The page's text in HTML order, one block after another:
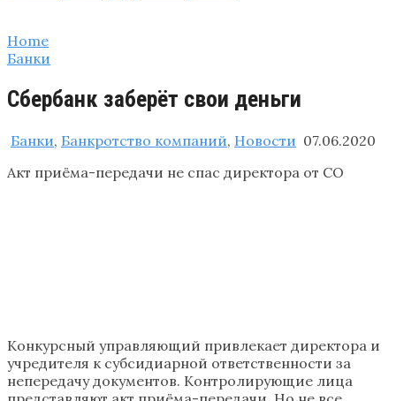
Home
Банки
Сбербанк заберёт свои деньги
Банки, Банкротство компаний, Новости 07.06.2020
Акт приёма-передачи не спас директора от СО
Конкурсный управляющий привлекает директора и
учредителя к субсидиарной ответственности за
непередачу документов. Контролирующие лица